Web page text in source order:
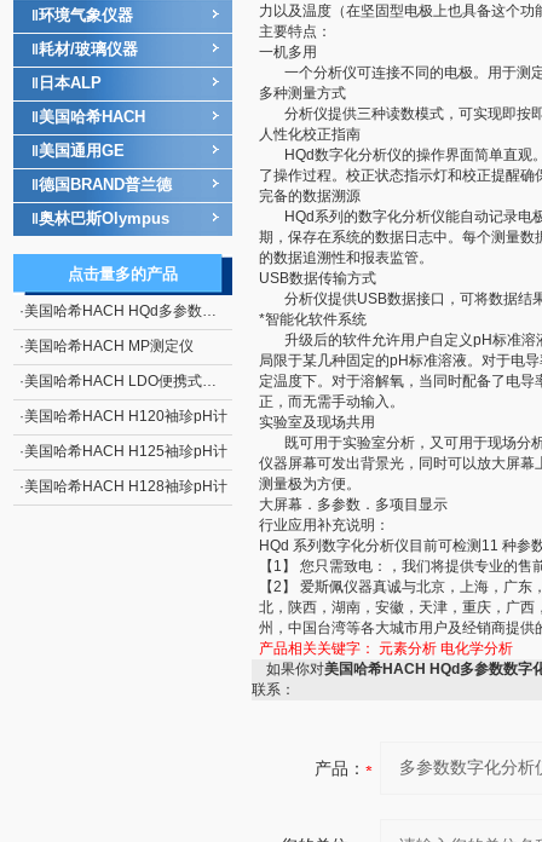
环境气象仪器
耗材/玻璃仪器
日本ALP
美国哈希HACH
美国通用GE
德国BRAND普兰德
奥林巴斯Olympus
点击量多的产品
·美国哈希HACH HQd多参数数字化分析仪
·美国哈希HACH MP测定仪
·美国哈希HACH LDO便携式溶氧仪
·美国哈希HACH H120袖珍pH计
·美国哈希HACH H125袖珍pH计
·美国哈希HACH H128袖珍pH计
力以及温度（在坚固型电极上也具备这个功
主要特点：
一机多用
一个分析仪可连接不同的电极。用于测
多种测量方式
分析仪提供三种读数模式，可实现即按
人性化校正指南
HQd数字化分析仪的操作界面简单直观
了操作过程。校正状态指示灯和校正提醒确
完备的数据溯源
HQd系列的数字化分析仪能自动记录电
期，保存在系统的数据日志中。每个测量
的数据追溯性和报表监管。
USB数据传输方式
分析仪提供USB数据接口，可将数据结
*智能化软件系统
升级后的软件允许用户自定义pH标准溶
局限于某几种固定的pH标准溶液。对于电
定温度下。对于溶解氧，当同时配备了电
正，而无需手动输入。
实验室及现场共用
既可用于实验室分析，又可用于现场分
仪器屏幕可发出背景光，同时可以放大屏
测量极为方便。
大屏幕．多参数．多项目显示
行业应用补充说明：
HQd 系列数字化分析仪目前可检测11 种参
【1】 您只需致电：，我们将提供专业的售
【2】 爱斯佩仪器真诚与北京，上海，广
北，陕西，湖南，安徽，天津，重庆，广
州，中国台湾等各大城市用户及经销商提
产品相关关键字： 元素分析 电化学分析
如果你对美国哈希HACH HQd多参数数字
联系：
产品：